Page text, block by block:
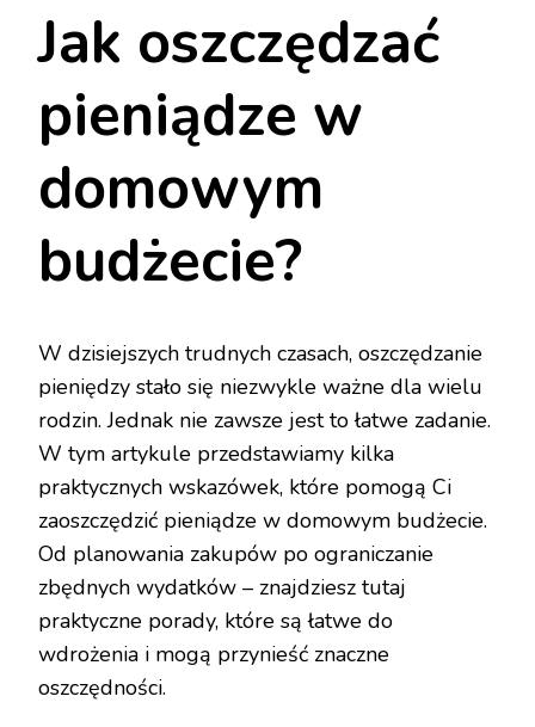
Jak oszczędzać
pieniądze w
domowym
budżecie?
W dzisiejszych trudnych czasach, oszczędzanie
pieniędzy stało się niezwykle ważne dla wielu
rodzin. Jednak nie zawsze jest to łatwe zadanie.
W tym artykule przedstawiamy kilka
praktycznych wskazówek, które pomogą Ci
zaoszczędzić pieniądze w domowym budżecie.
Od planowania zakupów po ograniczanie
zbędnych wydatków – znajdziesz tutaj
praktyczne porady, które są łatwe do
wdrożenia i mogą przynieść znaczne
oszczędności.